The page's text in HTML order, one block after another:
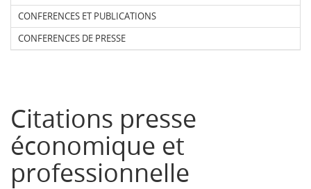
CONFERENCES ET PUBLICATIONS
CONFERENCES DE PRESSE
Citations presse
économique et
professionnelle